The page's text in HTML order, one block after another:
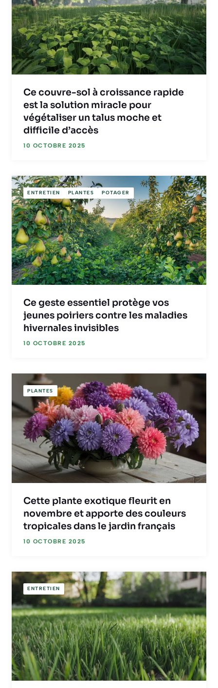
Ce couvre-sol à croissance rapide
est la solution miracle pour
végétaliser un talus moche et
difficile d’accès
10 OCTOBRE 2025
ENTRETIEN PLANTES POTAGER
Ce geste essentiel protège vos
jeunes poiriers contre les maladies
hivernales invisibles
10 OCTOBRE 2025
PLANTES
Cette plante exotique fleurit en
novembre et apporte des couleurs
tropicales dans le jardin français
10 OCTOBRE 2025
ENTRETIEN